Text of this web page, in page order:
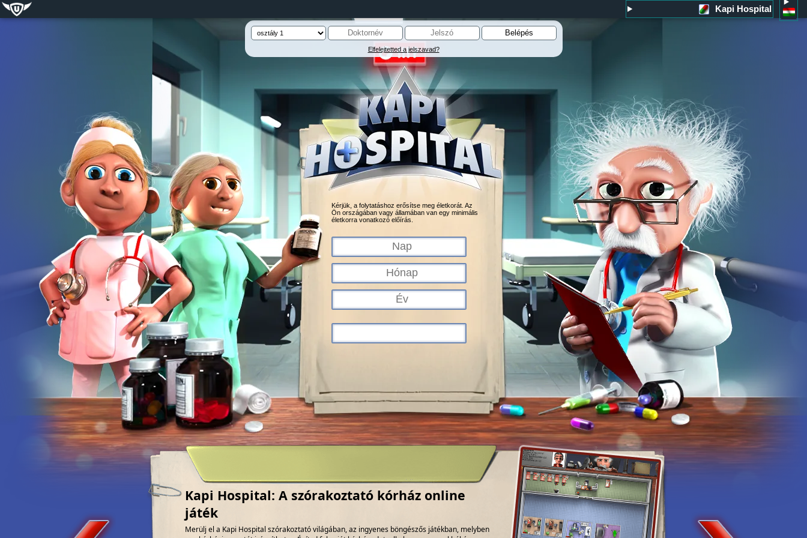
Kapi Hospital
Elfelejtetted a jelszavad?
Kérjük, a folytatáshoz erősítse meg életkorát. Az
Ön országában vagy államában van egy minimális
életkorra vonatkozó előírás.
Kapi Hospital: A szórakoztató kórház online
játék
Merülj el a Kapi Hospital szórakoztató világában, az ingyenes böngészős játékban, melyben